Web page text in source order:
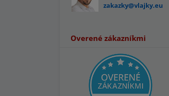
zakazky@vlajky.eu
Overené zákazníkmi